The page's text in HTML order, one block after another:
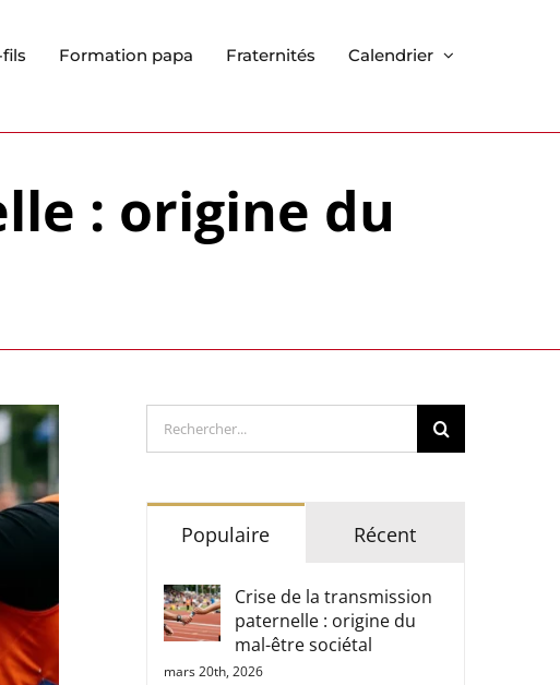
Formation papa Fraternités Calendrier
: origine du
Rechercher:
Populaire Récent
Crise de la transmission
paternelle : origine du
mal-être sociétal
mars 20th, 2026